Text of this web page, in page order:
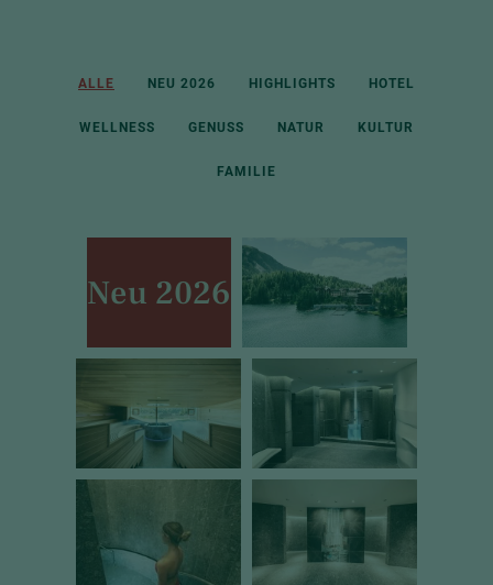
ALLE NEU 2026 HIGHLIGHTS HOTEL
WELLNESS GENUSS NATUR KULTUR
FAMILIE
Neu 2026